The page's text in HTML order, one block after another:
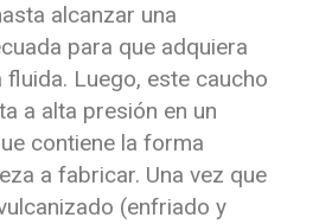
alcanzar una
para que adquiera
Luego, este caucho
a alta presión en un
contiene la forma
a fabricar. Una vez que
(enfriado y